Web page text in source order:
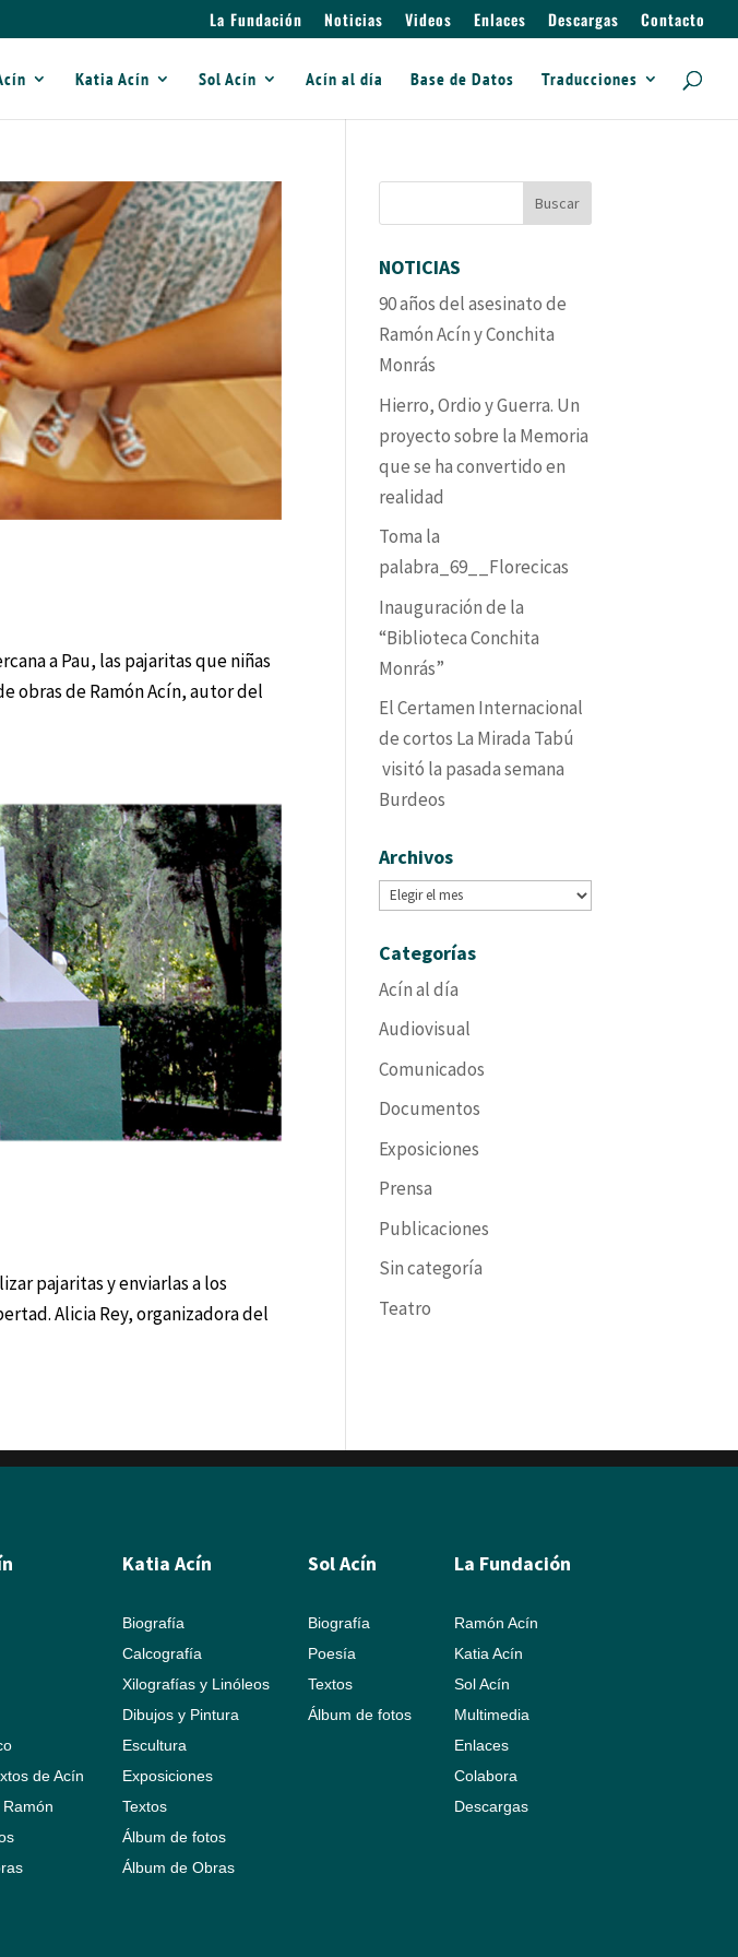
La Fundación Noticias Videos Enlaces Descargas Contacto
Katia Acín Sol Acín Acín al día Base de Datos Traducciones
a Pau, las pajaritas que niñas
obras de Ramón Acín, autor del
pajaritas y enviarlas a los
Alicia Rey, organizadora del
NOTICIAS
90 años del asesinato de
Ramón Acín y Conchita
Monrás
Hierro, Ordio y Guerra. Un
proyecto sobre la Memoria
que se ha convertido en
realidad
Toma la
palabra_69__Florecicas
Inauguración de la
“Biblioteca Conchita
Monrás”
El Certamen Internacional
de cortos La Mirada Tabú
visitó la pasada semana
Burdeos
Archivos
Archivos
Categorías
Acín al día
Audiovisual
Comunicados
Documentos
Exposiciones
Prensa
Publicaciones
Sin categoría
Teatro
de Acín
Katia Acín
Biografía
Calcografía
Xilografías y Linóleos
Dibujos y Pintura
Escultura
Exposiciones
Textos
Álbum de fotos
Álbum de Obras
Sol Acín
Biografía
Poesía
Textos
Álbum de fotos
La Fundación
Ramón Acín
Katia Acín
Sol Acín
Multimedia
Enlaces
Colabora
Descargas